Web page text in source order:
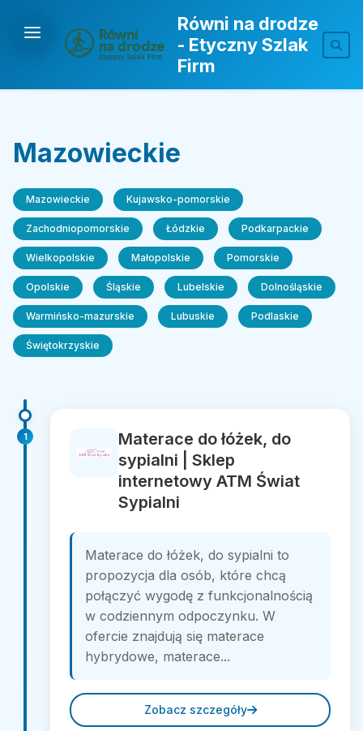
Równi na drodze
- Etyczny Szlak
Firm
Mazowieckie
Mazowieckie Kujawsko-pomorskie
Zachodniopomorskie Łódzkie Podkarpackie
Wielkopolskie Małopolskie Pomorskie
Opolskie Śląskie Lubelskie Dolnośląskie
Warmińsko-mazurskie Lubuskie Podlaskie
Świętokrzyskie
1
Materace do łóżek, do
sypialni | Sklep
internetowy ATM Świat
Sypialni
Materace do łóżek, do sypialni to
propozycja dla osób, które chcą
połączyć wygodę z funkcjonalnością
w codziennym odpoczynku. W
ofercie znajdują się materace
hybrydowe, materace...
Zobacz szczegóły